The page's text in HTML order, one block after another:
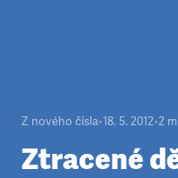
Z nového čísla•18. 5. 2012•2
Ztracené